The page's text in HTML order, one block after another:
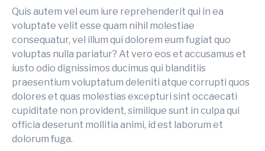
Quis autem vel eum iure reprehenderit qui in ea
voluptate velit esse quam nihil molestiae
consequatur, vel illum qui dolorem eum fugiat quo
voluptas nulla pariatur? At vero eos et accusamus et
iusto odio dignissimos ducimus qui blanditiis
praesentium voluptatum deleniti atque corrupti quos
dolores et quas molestias excepturi sint occaecati
cupiditate non provident, similique sunt in culpa qui
officia deserunt mollitia animi, id est laborum et
dolorum fuga.